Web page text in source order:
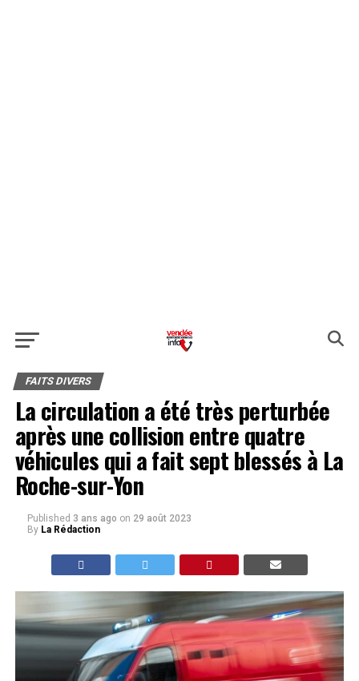
FAITS DIVERS
La circulation a été très perturbée
après une collision entre quatre
véhicules qui a fait sept blessés à La
Roche-sur-Yon
Published 3 ans ago on 29 août 2023
By La Rédaction